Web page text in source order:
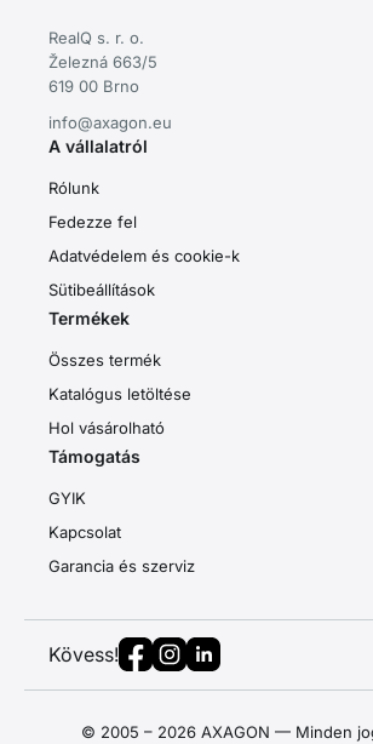
RealQ s. r. o.
Železná 663/5
619 00 Brno
info@axagon.eu
A vállalatról
Rólunk
Fedezze fel
Adatvédelem és cookie-k
Sütibeállítások
Termékek
Összes termék
Katalógus letöltése
Hol vásárolható
Támogatás
GYIK
Kapcsolat
Garancia és szerviz
Kövess!
© 2005 – 2026 AXAGON — Minden